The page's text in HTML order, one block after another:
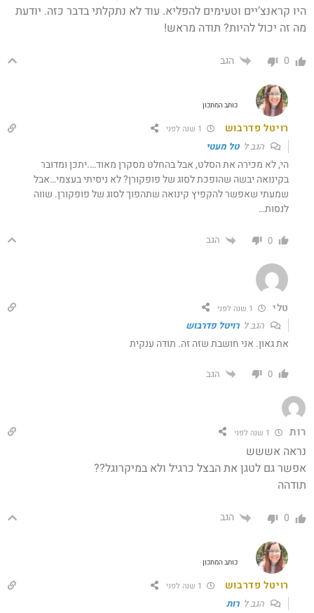
היו קראנצ’יים וטעימים להפליא. עוד לא נתקלתי בדבר כזה. יודעת
מה זה יכול להיות? תודה מראש!
0 הגב
כותב המתכון
רויטל פדרבוש
הגב לטל מעטי
הי, לא מכירה את הסלט, אבל בהחלט מסקרן מאוד….יתכן ומדובר
בקינואה יבשה שהופכת לסוג של פופקורן? לא ניסיתי בעצמי…אבל
שמעתי שאפשר להקפיץ קינואה שתהפוך לסוג של פופקורן. שווה
לנסות…
0 הגב
טלי
הגב לרויטל פדרבוש
את גאון. אני חושבת שזה זה. תודה ענקית
0 הגב
רות
נראה אששש
אפשר גם לטגן את הבצל כרגיל ולא במיקרוגל??
תודהה
0 הגב
כותב המתכון
רויטל פדרבוש
הגב לרות